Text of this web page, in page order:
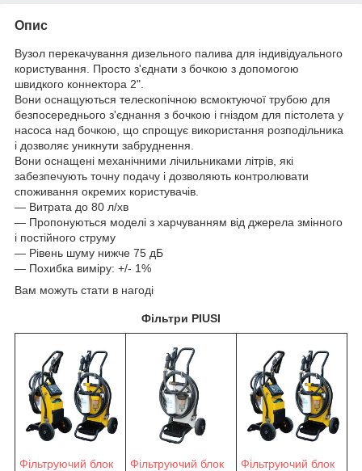
Опис
Вузол перекачування дизельного палива для індивідуального
користування. Просто з'єднати з бочкою з допомогою
швидкого коннектора 2".
Вони оснащуються телескопічною всмоктуючої трубою для
безпосереднього з'єднання з бочкою і гніздом для пістолета у
насоса над бочкою, що спрощує використання розподільника
і дозволяє уникнути забруднення.
Вони оснащені механічними лічильниками літрів, які
забезпечують точну подачу і дозволяють контролювати
споживання окремих користувачів.
― Витрата до 80 л/хв
― Пропонуються моделі з харчуванням від джерела змінного
і постійного струму
― Рівень шуму нижче 75 дБ
― Похибка виміру: +/- 1%
Вам можуть стати в нагоді
Фільтри PIUSI
Фільтруючий блок
Фільтруючий блок
Фільтруючий блок